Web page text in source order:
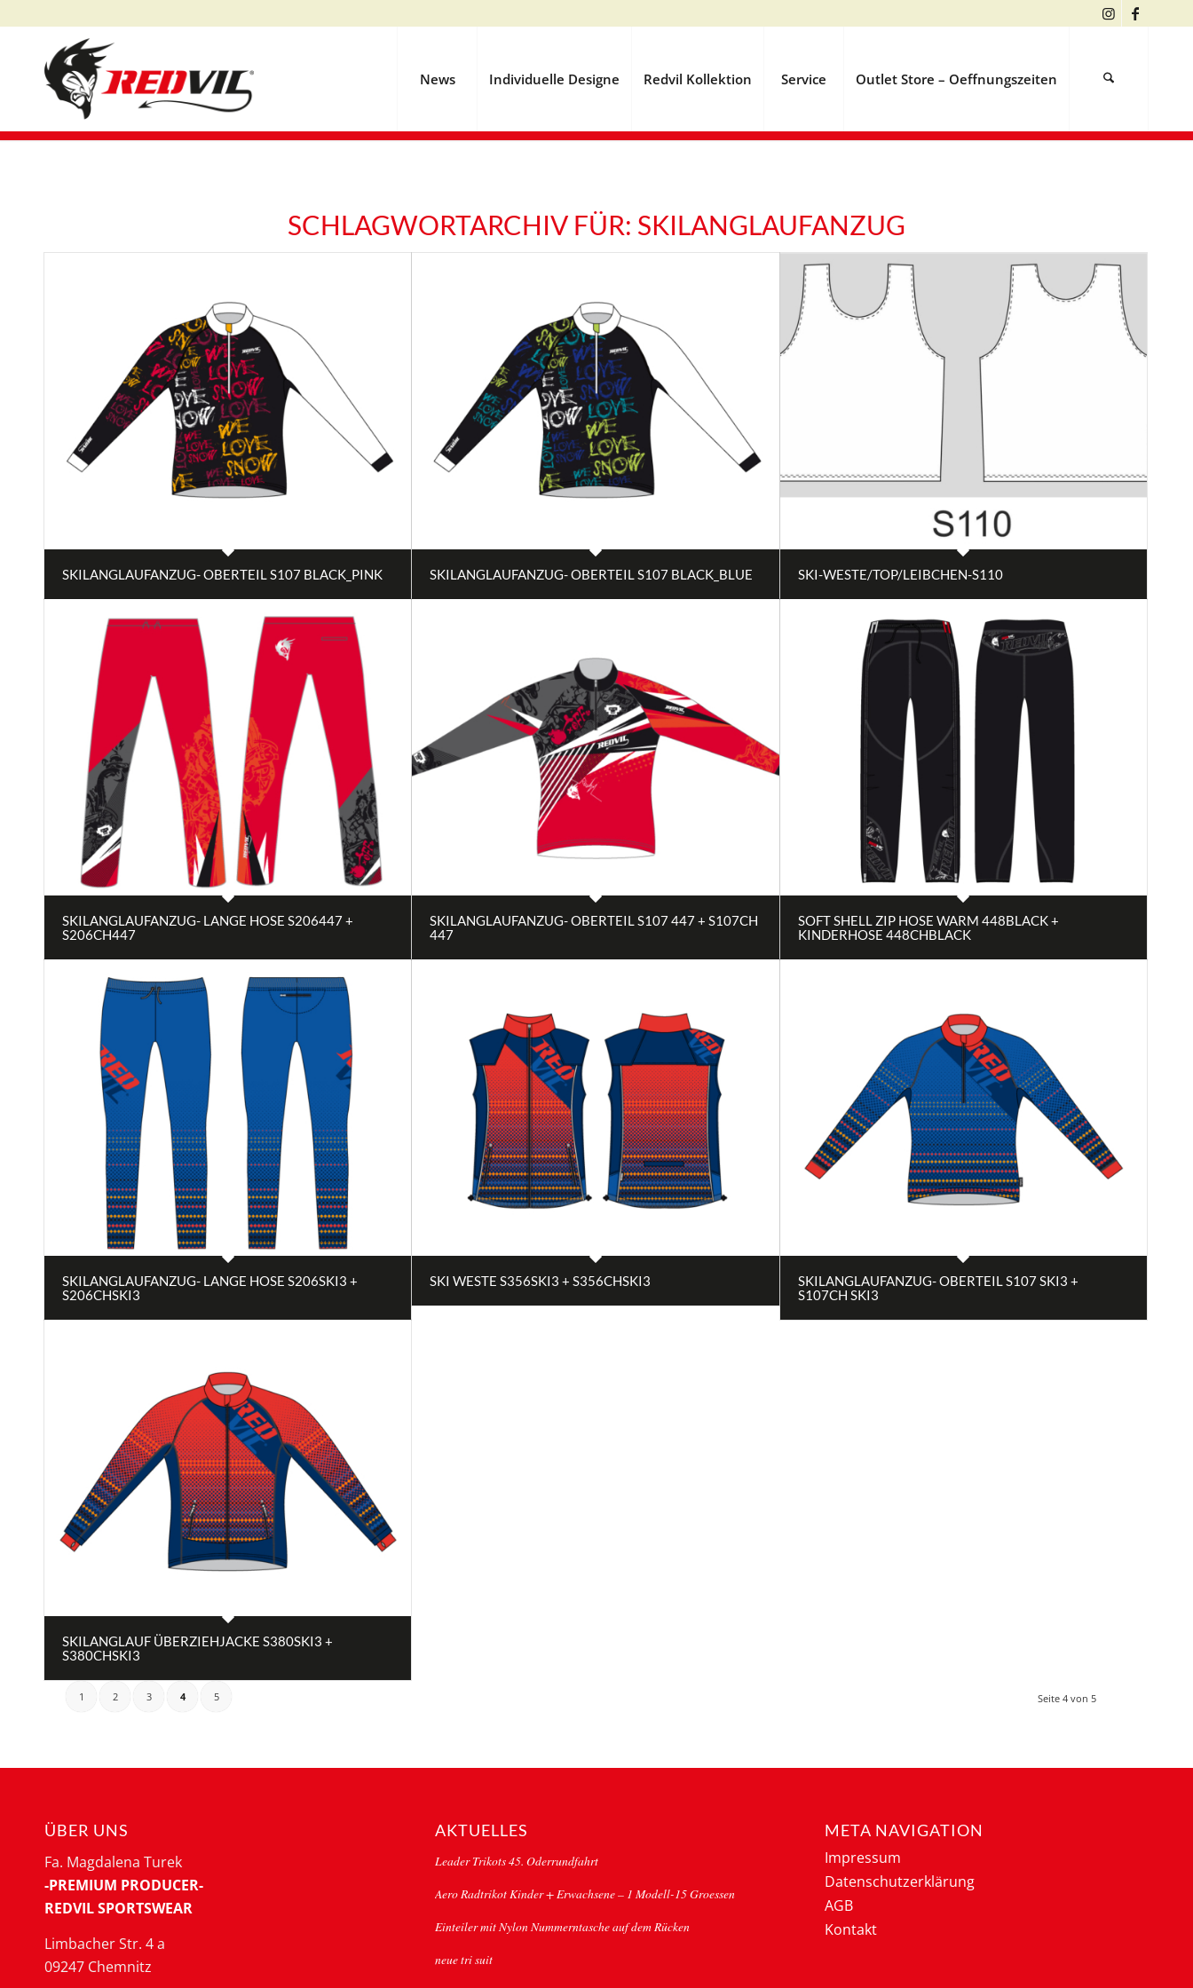
News Individuelle Designe Redvil Kollektion Service Outlet Store – Oeffnungszeiten
SCHLAGWORTARCHIV FÜR: SKILANGLAUFANZUG
SKILANGLAUFANZUG- OBERTEIL S107 BLACK_PINK SKILANGLAUFANZUG- OBERTEIL S107 BLACK_BLUE SKI-WESTE/TOP/LEIBCHEN-S110
SKILANGLAUFANZUG- LANGE HOSE S206447 +
S206CH447
SKILANGLAUFANZUG- OBERTEIL S107 447 + S107CH
447
SOFT SHELL ZIP HOSE WARM 448BLACK +
KINDERHOSE 448CHBLACK
SKILANGLAUFANZUG- LANGE HOSE S206SKI3 +
S206CHSKI3
SKI WESTE S356SKI3 + S356CHSKI3
SKILANGLAUFANZUG- OBERTEIL S107 SKI3 +
S107CH SKI3
SKILANGLAUF ÜBERZIEHJACKE S380SKI3 +
S380CHSKI3
Seite 4 von 5
1 2 3 4 5
ÜBER UNS
Fa. Magdalena Turek
-PREMIUM PRODUCER-
REDVIL SPORTSWEAR
Limbacher Str. 4 a
09247 Chemnitz
AKTUELLES
Leader Trikots 45. Oderrundfahrt
Aero Radtrikot Kinder + Erwachsene – 1 Modell-15 Groessen
Einteiler mit Nylon Nummerntasche auf dem Rücken
neue tri suit
META NAVIGATION
Impressum
Datenschutzerklärung
AGB
Kontakt